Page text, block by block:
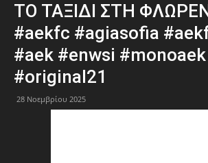
ΤΟ ΤΑΞΙΔΙ ΣΤΗ
#aekfc #agiasofia
#aek #enwsi #monoaek
#original21
28 Νοεμβρίου 2025